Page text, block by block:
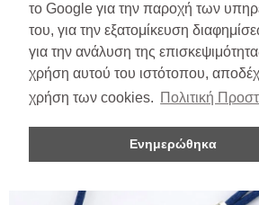
το Google για την παροχή των
του, για την εξατομίκευση
για την ανάλυση της
χρήση αυτού του ιστότοπου,
χρήση των cookies. Πολιτική
Ενημερώθηκα